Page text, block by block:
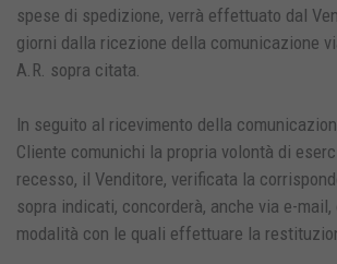
spese di spedizione, verrà effettuato dal
giorni dalla ricezione della comunicazione
A.R. sopra citata.
In seguito al ricevimento della
Cliente comunichi la propria volontà di
recesso, il Venditore, verificata la
sopra indicati, concorderà, anche via e-
modalità con le quali effettuare la